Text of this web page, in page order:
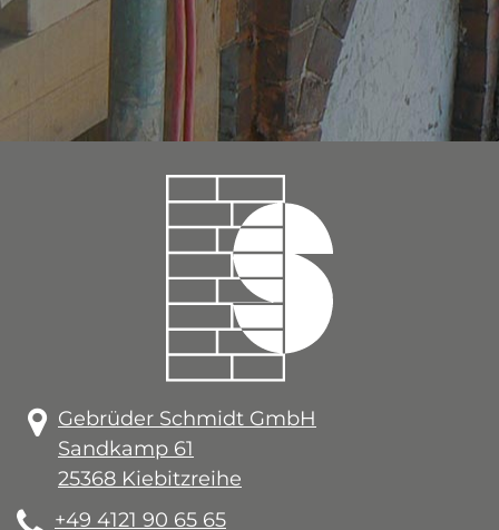
Gebrüder Schmidt GmbH
Sandkamp 61
25368 Kiebitzreihe
+49 4121 90 65 65